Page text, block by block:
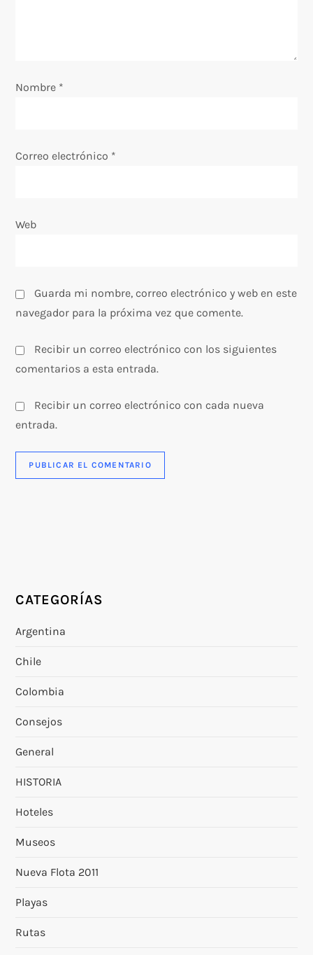
n
r
d
s
Nombre *
Correo electrónico *
Web
Guarda mi nombre, correo electrónico y web en este
navegador para la próxima vez que comente.
Recibir un correo electrónico con los siguientes
comentarios a esta entrada.
Recibir un correo electrónico con cada nueva
entrada.
CATEGORÍAS
Argentina
Chile
Colombia
Consejos
General
HISTORIA
Hoteles
Museos
Nueva Flota 2011
Playas
Rutas